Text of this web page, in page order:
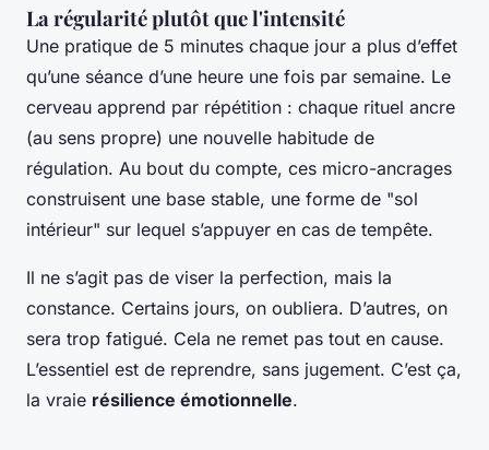
La régularité plutôt que l'intensité
Une pratique de 5 minutes chaque jour a plus d’effet
qu’une séance d’une heure une fois par semaine. Le
cerveau apprend par répétition : chaque rituel ancre
(au sens propre) une nouvelle habitude de
régulation. Au bout du compte, ces micro-ancrages
construisent une base stable, une forme de "sol
intérieur" sur lequel s’appuyer en cas de tempête.
Il ne s’agit pas de viser la perfection, mais la
constance. Certains jours, on oubliera. D’autres, on
sera trop fatigué. Cela ne remet pas tout en cause.
L’essentiel est de reprendre, sans jugement. C’est ça,
la vraie résilience émotionnelle.